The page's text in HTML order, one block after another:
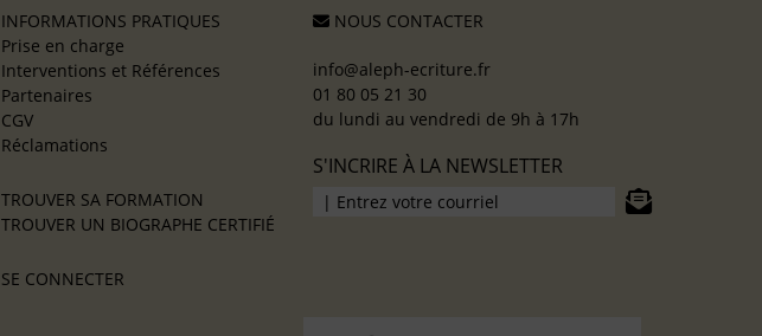
INFORMATIONS PRATIQUES
Prise en charge
Interventions et Références
Partenaires
CGV
Réclamations
TROUVER SA FORMATION
TROUVER UN BIOGRAPHE CERTIFIÉ
SE CONNECTER
NOUS CONTACTER
info@aleph-ecriture.fr
01 80 05 21 30
du lundi au vendredi de 9h à 17h
S'INCRIRE À LA NEWSLETTER